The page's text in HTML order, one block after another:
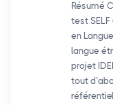
Résumé
test
en
langue
projet
tout